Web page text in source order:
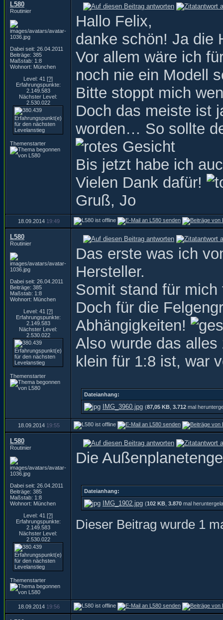
L580
Routinier
Dabei seit: 26.04.2011
Beiträge: 385
Maßstab: 1:8
Wohnort: München
Level: 41 [?]
Erfahrungspunkte:
2.149.583
Nächster Level:
2.530.022
Themenstarter
Hallo Felix,
danke schön! Ja die
Vor allem wäre ich
noch nie ein Modell
Bitte stoppt mich
Doch das meiste ist
worden… So sollte
Bis jetzt habe ich
Vielen Dank dafür!
Gruß, Jo
18.09.2014 19:49
L580
Routinier
Dabei seit: 26.04.2011
Beiträge: 385
Maßstab: 1:8
Wohnort: München
Level: 41 [?]
Erfahrungspunkte:
2.149.583
Nächster Level:
2.530.022
Themenstarter
Das erste was ich
Hersteller.
Somit stand für
Doch für die
Abhängigkeiten!
Also wurde das
klein für 1:8 ist, war
Dateianhang:
IMG_3960.jpg (87,05 KB 3.712 mal
18.09.2014 19:55
L580
Routinier
Dabei seit: 26.04.2011
Beiträge: 385
Maßstab: 1:8
Wohnort: München
Level: 41 [?]
Erfahrungspunkte:
2.149.583
Nächster Level:
2.530.022
Themenstarter
Die
Dateianhang:
IMG_1902.jpg (102 KB 3.870 mal
Dieser Beitrag wurde 1
18.09.2014 19:56